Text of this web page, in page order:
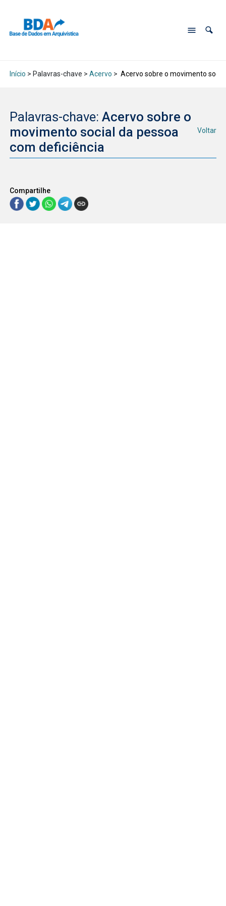
Início > Palavras-chave > Acervo > Acervo sobre o movimento
Palavras-chave: Acervo sobre o
movimento social da pessoa
com deficiência
Voltar
Compartilhe